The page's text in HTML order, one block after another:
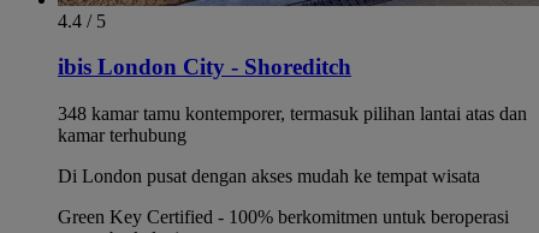
4.4 / 5
ibis London City - Shoreditch
348 kamar tamu kontemporer, termasuk pilihan lantai atas dan
kamar terhubung
Di London pusat dengan akses mudah ke tempat wisata
Green Key Certified - 100% berkomitmen untuk beroperasi